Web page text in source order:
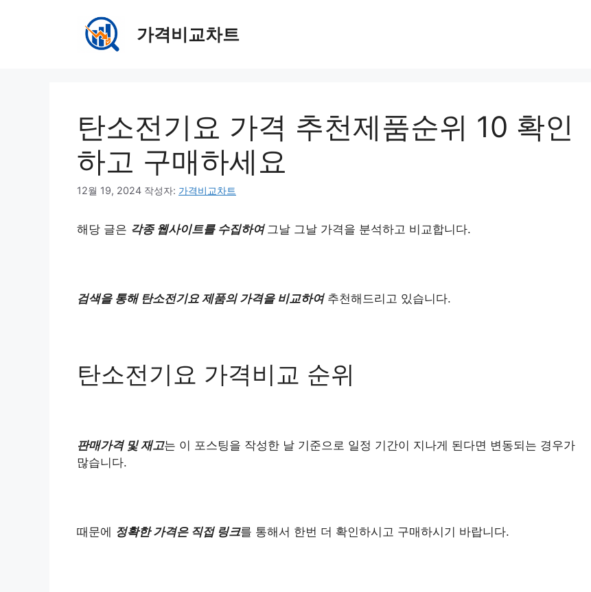
가격비교차트
탄소전기요 가격 추천제품순위 10 확인
하고 구매하세요
12월 19, 2024 작성자: 가격비교차트
해당 글은 각종 웹사이트를 수집하여 그날 그날 가격을 분석하고 비교합니다.
검색을 통해 탄소전기요 제품의 가격을 비교하여추천해드리고 있습니다.
탄소전기요 가격비교 순위
판매가격 및 재고는 이 포스팅을 작성한 날 기준으로 일정 기간이 지나게 된다면 변동되는 경우가
많습니다.
때문에 정확한 가격은 직접 링크를 통해서 한번 더 확인하시고 구매하시기 바랍니다.